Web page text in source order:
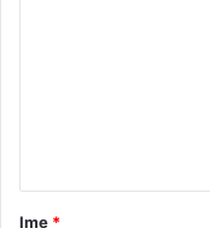
rIme *